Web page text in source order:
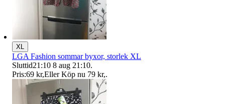
XL
LGA Fashion sommar byxor, storlek XL
Sluttid21:10 8 aug 21:10.
Pris:69 kr,Eller Köp nu 79 kr,.